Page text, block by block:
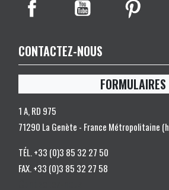
CONTACTEZ-NOUS
FORMULAIRES
1 A, RD 975
71290 La Genète - France Métropolitaine
TÉL.+33 (0)3 85 32 27 50
FAX.+33 (0)3 85 32 27 58